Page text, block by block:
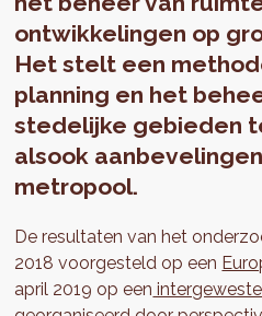
ontwikkelingen op
Het stelt een
planning en het
stedelijke gebieden
alsook
metropool.
De resultaten van het
2018 voorgesteld op een
april 2019 op een